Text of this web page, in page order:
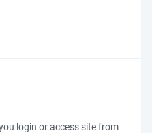
login or access site from